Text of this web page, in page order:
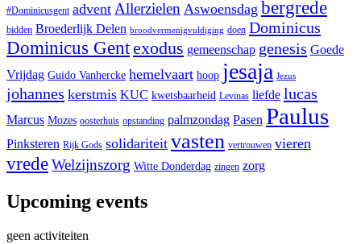
#Dominicusgent advent Allerzielen Aswoensdag bergrede
bidden Broederlijk Delen broodvermenigvuldiging doen Dominicus
Dominicus Gentexodus gemeenschap genesis Goede
Vrijdag Guido Vanhercke hemelvaart hoop jesaja Jezus
johannes kerstmis KUC kwetsbaarheid Levinas liefde lucas
Marcus Mozes oosterhuis opstanding palmzondag Pasen Paulus
Pinksteren Rijk Gods solidariteit vasten vertrouwen vieren
vredeWelzijnszorg Witte Donderdag zingen zorg
Upcoming events
geen activiteiten